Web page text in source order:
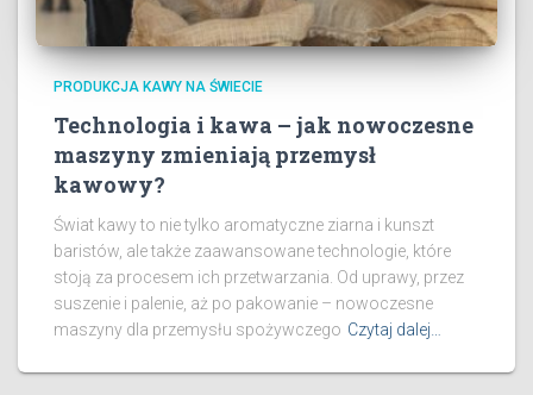
PRODUKCJA KAWY NA ŚWIECIE
Technologia i kawa – jak nowoczesne
maszyny zmieniają przemysł
kawowy?
Świat kawy to nie tylko aromatyczne ziarna i kunszt
baristów, ale także zaawansowane technologie, które
stoją za procesem ich przetwarzania. Od uprawy, przez
suszenie i palenie, aż po pakowanie – nowoczesne
maszyny dla przemysłu spożywczego Czytaj dalej…